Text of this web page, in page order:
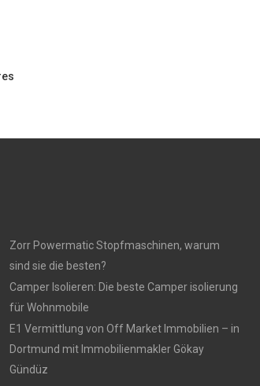
Zorr Powermatic Stopfmaschinen, warum
sind sie die besten?
Camper Isolieren: Die beste Camper isolierung
für Wohnmobile
E1 Vermittlung von Off Market Immobilien – in
Dortmund mit Immobilienmakler Gökay
Gündüz